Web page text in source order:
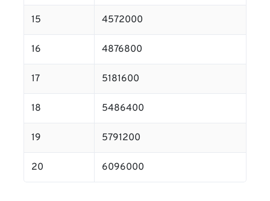
15 4572000
16 4876800
17 5181600
18 5486400
19 5791200
20 6096000